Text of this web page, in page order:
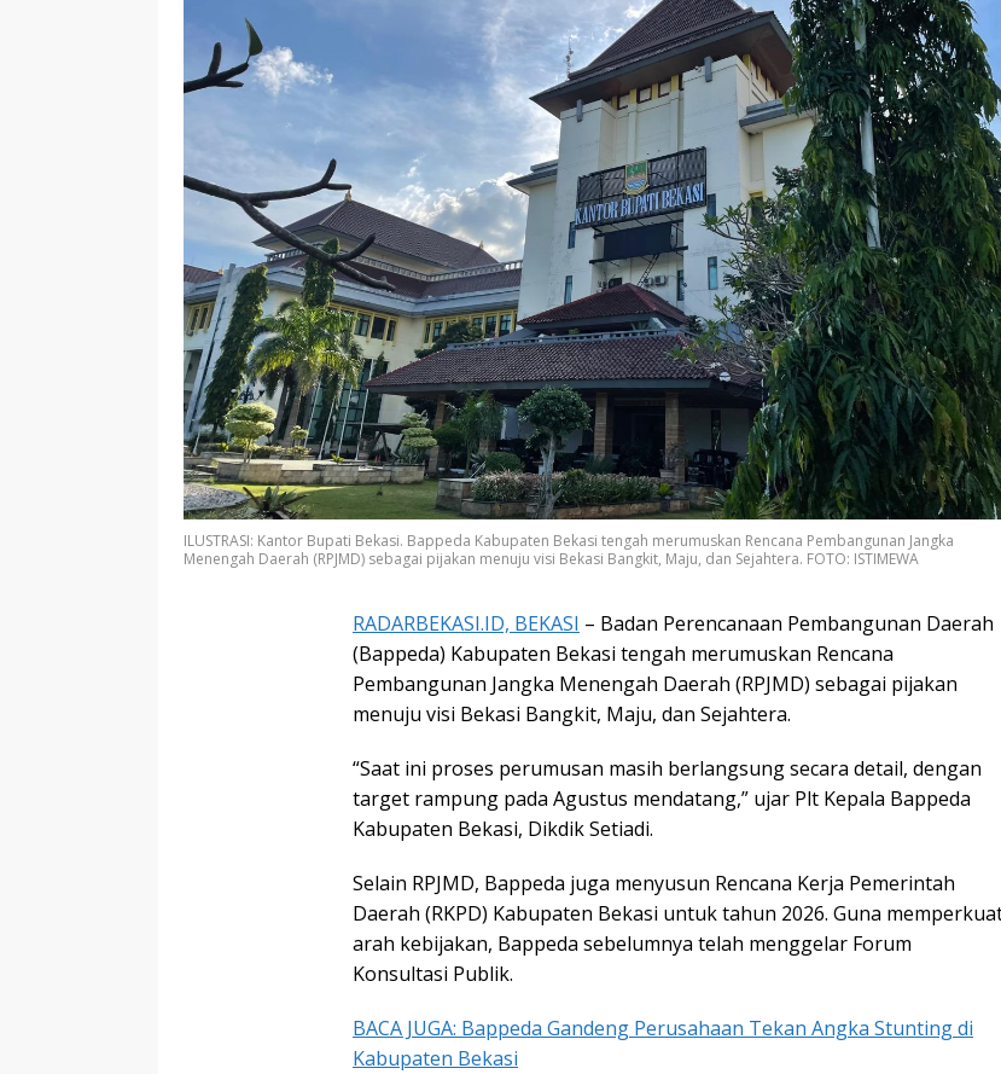
ILUSTRASI: Kantor Bupati Bekasi. Bappeda Kabupaten Bekasi tengah merumuskan Rencana Pembangunan Jangka
Menengah Daerah (RPJMD) sebagai pijakan menuju visi Bekasi Bangkit, Maju, dan Sejahtera. FOTO: ISTIMEWA
RADARBEKASI.ID, BEKASI – Badan Perencanaan Pembangunan Daerah
(Bappeda) Kabupaten Bekasi tengah merumuskan Rencana
Pembangunan Jangka Menengah Daerah (RPJMD) sebagai pijakan
menuju visi Bekasi Bangkit, Maju, dan Sejahtera.
“Saat ini proses perumusan masih berlangsung secara detail, dengan
target rampung pada Agustus mendatang,” ujar Plt Kepala Bappeda
Kabupaten Bekasi, Dikdik Setiadi.
Selain RPJMD, Bappeda juga menyusun Rencana Kerja Pemerintah
Daerah (RKPD) Kabupaten Bekasi untuk tahun 2026. Guna
arah kebijakan, Bappeda sebelumnya telah menggelar Forum
Konsultasi Publik.
BACA JUGA: Bappeda Gandeng Perusahaan Tekan Angka Stunting di
Kabupaten Bekasi